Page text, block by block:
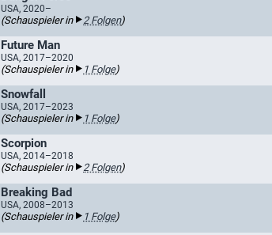
USA, 2020–
(Schauspieler in 2 Folgen)
Future Man
USA, 2017–2020
(Schauspieler in 1 Folge)
Snowfall
USA, 2017–2023
(Schauspieler in 1 Folge)
Scorpion
USA, 2014–2018
(Schauspieler in 2 Folgen)
Breaking Bad
USA, 2008–2013
(Schauspieler in 1 Folge)